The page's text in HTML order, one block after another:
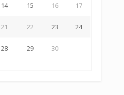
14 15 16 17
21 22 23 24
28 29 30